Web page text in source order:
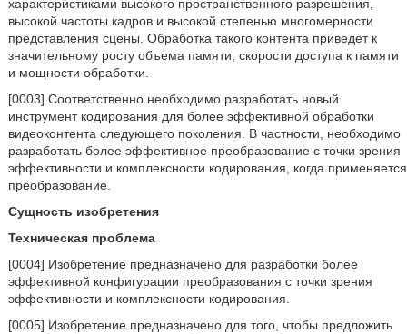
характеристиками высокого пространственного разрешения,
высокой частоты кадров и высокой степенью многомерности
представления сцены. Обработка такого контента приведет к
значительному росту объема памяти, скорости доступа к памяти
и мощности обработки.
[0003] Соответственно необходимо разработать новый
инструмент кодирования для более эффективной обработки
видеоконтента следующего поколения. В частности, необходимо
разработать более эффективное преобразование с точки зрения
эффективности и комплексности кодирования, когда применяется
преобразование.
Сущность изобретения
Техническая проблема
[0004] Изобретение предназначено для разработки более
эффективной конфигурации преобразования с точки зрения
эффективности и комплексности кодирования.
[0005] Изобретение предназначено для того, чтобы предложить